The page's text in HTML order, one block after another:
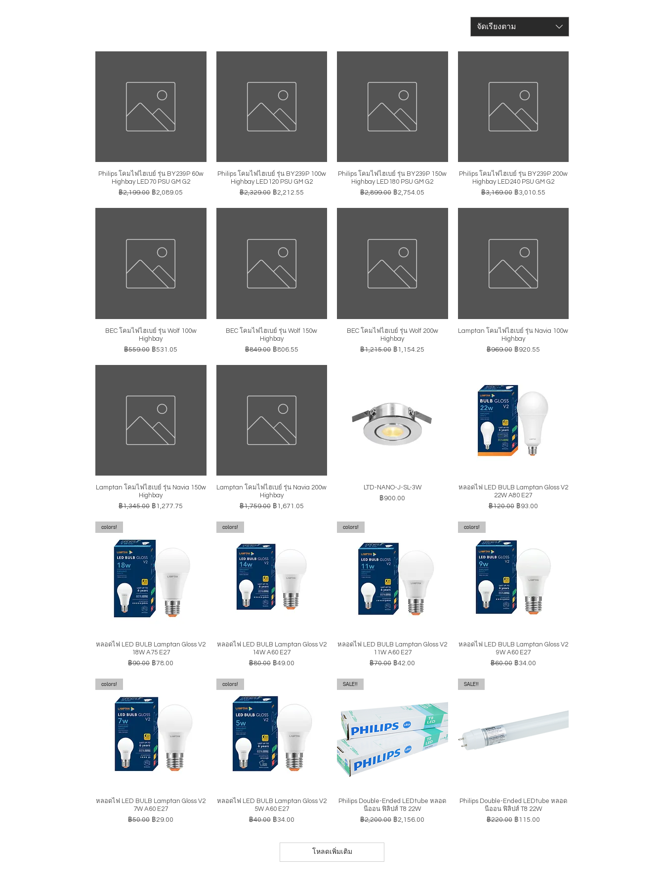
จัดเรียงตาม
ดูข้อมูลด่วน
Philips โคมไฟไฮเบย์ รุ่น BY239P 60w
Highbay LED70 PSU GM G2
ราคาปกติ
฿2,199.00 ราคาขายลด
฿2,089.05
ดูข้อมูลด่วน
Philips โคมไฟไฮเบย์ รุ่น BY239P 100w
Highbay LED120 PSU GM G2
ราคาปกติ
฿2,329.00 ราคาขายลด
฿2,212.55
ดูข้อมูลด่วน
Philips โคมไฟไฮเบย์ รุ่น BY239P 150w
Highbay LED180 PSU GM G2
ราคาปกติ
฿2,899.00 ราคาขายลด
฿2,754.05
ดูข้อมูลด่วน
Philips โคมไฟไฮเบย์ รุ่น BY239P 200w
Highbay LED240 PSU GM G2
ราคาปกติ
฿3,169.00 ราคาขายลด
฿3,010.55
ดูข้อมูลด่วน
BEC โคมไฟไฮเบย์ รุ่น Wolf 100w
Highbay
ราคาปกติ
฿559.00 ราคาขายลด
฿531.05
ดูข้อมูลด่วน
BEC โคมไฟไฮเบย์ รุ่น Wolf 150w
Highbay
ราคาปกติ
฿849.00 ราคาขายลด
฿806.55
ดูข้อมูลด่วน
BEC โคมไฟไฮเบย์ รุ่น Wolf 200w
Highbay
ราคาปกติ
฿1,215.00 ราคาขายลด
฿1,154.25
ดูข้อมูลด่วน
Lamptan โคมไฟไฮเบย์ รุ่น Navia 100w
Highbay
ราคาปกติ
฿969.00 ราคาขายลด
฿920.55
ดูข้อมูลด่วน
Lamptan โคมไฟไฮเบย์ รุ่น Navia 150w
Highbay
ราคาปกติ
฿1,345.00 ราคาขายลด
฿1,277.75
ดูข้อมูลด่วน
Lamptan โคมไฟไฮเบย์ รุ่น Navia 200w
Highbay
ราคาปกติ
฿1,759.00 ราคาขายลด
฿1,671.05
ดูข้อมูลด่วน
LTD-NANO-J-SL-3W
ราคา
฿900.00
ดูข้อมูลด่วน
หลอดไฟ LED BULB Lamptan Gloss V2
22W A80 E27
ราคาปกติ
฿120.00 ราคาขายลด
฿93.00
ดูข้อมูลด่วน
colors!
หลอดไฟ LED BULB Lamptan Gloss V2
18W A75 E27
ราคาปกติ
฿90.00 ราคาขายลด
฿78.00
ดูข้อมูลด่วน
colors!
หลอดไฟ LED BULB Lamptan Gloss V2
14W A60 E27
ราคาปกติ
฿80.00 ราคาขายลด
฿49.00
ดูข้อมูลด่วน
colors!
หลอดไฟ LED BULB Lamptan Gloss V2
11W A60 E27
ราคาปกติ
฿70.00 ราคาขายลด
฿42.00
ดูข้อมูลด่วน
colors!
หลอดไฟ LED BULB Lamptan Gloss V2
9W A60 E27
ราคาปกติ
฿60.00 ราคาขายลด
฿34.00
ดูข้อมูลด่วน
colors!
หลอดไฟ LED BULB Lamptan Gloss V2
7W A60 E27
ราคาปกติ
฿50.00 ราคาขายลด
฿29.00
ดูข้อมูลด่วน
colors!
หลอดไฟ LED BULB Lamptan Gloss V2
5W A60 E27
ราคาปกติ
฿40.00 ราคาขายลด
฿34.00
ดูข้อมูลด่วน
SALE!!
Philips Double-Ended LEDtube หลอด
นีออน ฟิลิปส์ T8 22W
ราคาปกติ
฿2,200.00 ราคาขายลด
฿2,156.00
ดูข้อมูลด่วน
SALE!!
Philips Double-Ended LEDtube หลอด
นีออน ฟิลิปส์ T8 22W
ราคาปกติ
฿220.00 ราคาขายลด
฿115.00
โหลดเพิ่มเติม